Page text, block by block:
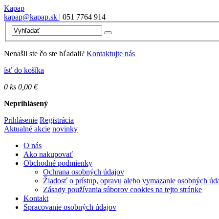
Kapap
kapap@kapap.sk | 051 7764 914
Nenašli ste čo ste hľadali? Kontaktujte nás
ísť do košíka
0 ks 0,00 €
Neprihlásený
Prihlásenie Registrácia
Aktualné akcie novinky
O nás
Ako nakupovať
Obchodné podmienky
Ochrana osobných údajov
Žiadosť o prístup, opravu alebo vymazanie osobných
Zásady používania súborov cookies na tejto stránke
Kontakt
Spracovanie osobných údajov